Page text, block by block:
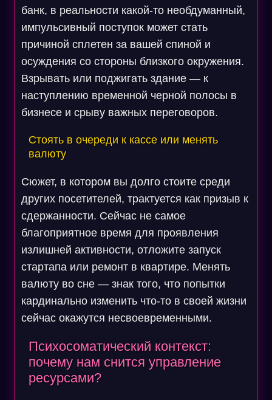
банк, в реальности какой-то необдуманный,
импульсивный поступок может стать
причиной сплетен за вашей спиной и
осуждения со стороны близкого окружения.
Взрывать или поджигать здание — к
наступлению временной черной полосы в
бизнесе и срыву важных переговоров.
Стоять в очереди к кассе или менять
валюту
Сюжет, в котором вы долго стоите среди
других посетителей, трактуется как призыв к
сдержанности. Сейчас не самое
благоприятное время для проявления
излишней активности, отложите запуск
стартапа или ремонт в квартире. Менять
валюту во сне — знак того, что попытки
кардинально изменить что-то в своей жизни
сейчас окажутся несвоевременными.
Психосоматический контекст:
почему нам снится управление
ресурсами?